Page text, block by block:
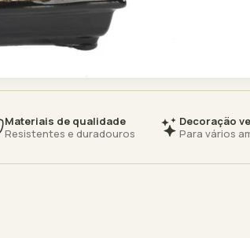
Materiais de qualidade
Resistentes e duradouros
Decoração
Para vários